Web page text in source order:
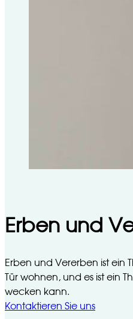
Erben und
Erben und Vererben ist ein
Tür wohnen, und es ist ein
wecken kann.
Kontaktieren Sie uns